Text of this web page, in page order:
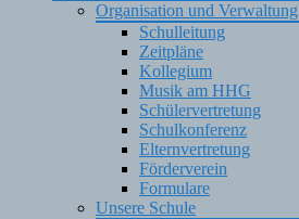
Organisation und Verwaltung
Schulleitung
Zeitpläne
Kollegium
Musik am HHG
Schülervertretung
Schulkonferenz
Elternvertretung
Förderverein
Formulare
Unsere Schule